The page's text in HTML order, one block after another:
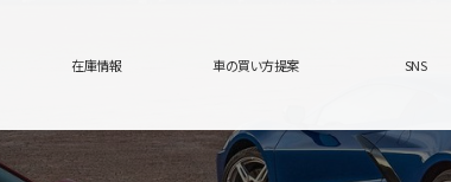
在庫情報 車の買い方提案 SNS